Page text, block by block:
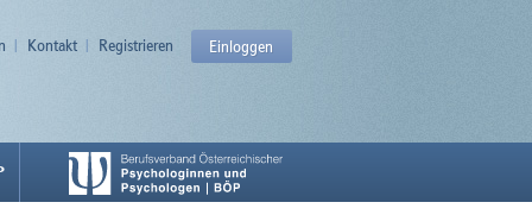
Kontakt Registrieren Einloggen